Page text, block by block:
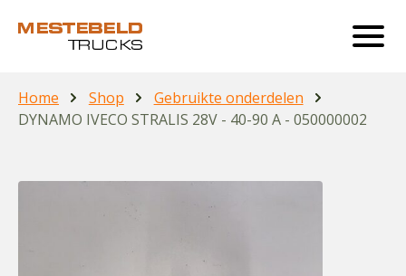
Home Shop
Gebruikte onderdelen
DYNAMO IVECO STRALIS 28V - 40-90 A - 050000002